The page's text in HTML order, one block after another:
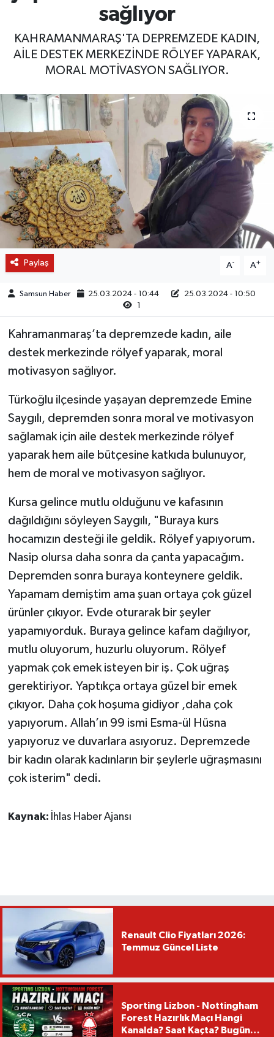
sağlıyor
KAHRAMANMARAŞ'TA DEPREMZEDE KADIN,
AİLE DESTEK MERKEZİNDE RÖLYEF YAPARAK,
MORAL MOTİVASYON SAĞLIYOR.
Paylaş A- A+
Samsun Haber 25.03.2024 - 10:44
25.03.2024 - 10:50
1
Kahramanmaraş’ta depremzede kadın, aile
destek merkezinde rölyef yaparak, moral
motivasyon sağlıyor.
Türkoğlu ilçesinde yaşayan depremzede Emine
Saygılı, depremden sonra moral ve motivasyon
sağlamak için aile destek merkezinde rölyef
yaparak hem aile bütçesine katkıda bulunuyor,
hem de moral ve motivasyon sağlıyor.
Kursa gelince mutlu olduğunu ve kafasının
dağıldığını söyleyen Saygılı, "Buraya kurs
hocamızın desteği ile geldik. Rölyef yapıyorum.
Nasip olursa daha sonra da çanta yapacağım.
Depremden sonra buraya konteynere geldik.
Yapamam demiştim ama şuan ortaya çok güzel
ürünler çıkıyor. Evde oturarak bir şeyler
yapamıyorduk. Buraya gelince kafam dağılıyor,
mutlu oluyorum, huzurlu oluyorum. Rölyef
yapmak çok emek isteyen bir iş. Çok uğraş
gerektiriyor. Yaptıkça ortaya güzel bir emek
çıkıyor. Daha çok hoşuma gidiyor ,daha çok
yapıyorum. Allah’ın 99 ismi Esma-ül Hüsna
yapıyoruz ve duvarlara asıyoruz. Depremzede
bir kadın olarak kadınların bir şeylerle uğraşmasını
çok isterim" dedi.
Kaynak: İhlas Haber Ajansı
Renault Clio Fiyatları 2026:
Temmuz Güncel Liste
Sporting Lizbon - Nottingham
Forest Hazırlık Maçı Hangi
Kanalda? Saat Kaçta? Bugün